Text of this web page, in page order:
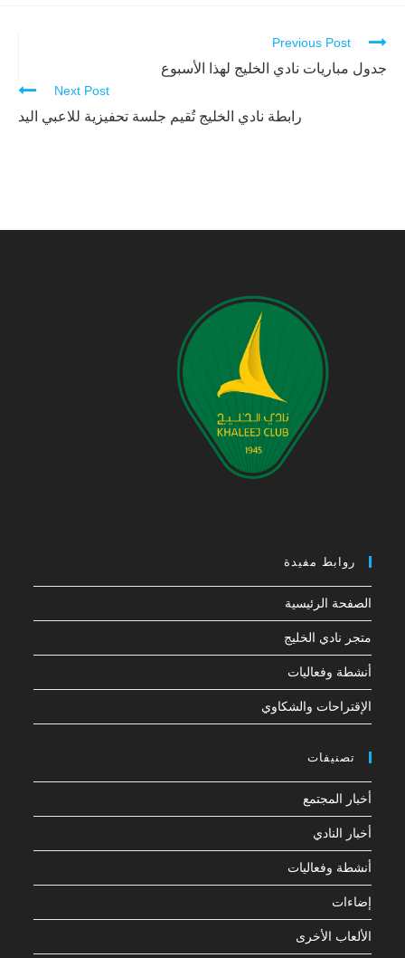
Continue
Reading
Previous Post
جدول مباريات نادي الخليج لهذا الأسبوع
Next Post
رابطة نادي الخليج تُقيم جلسة تحفيزية للاعبي اليد
روابط مفيدة
الصفحة الرئيسية
متجر نادي الخليج
أنشطة وفعاليات
الإقتراحات والشكاوي
تصنيفات
أخبار المجتمع
أخبار النادي
أنشطة وفعاليات
إضاءات
الألعاب الأخرى